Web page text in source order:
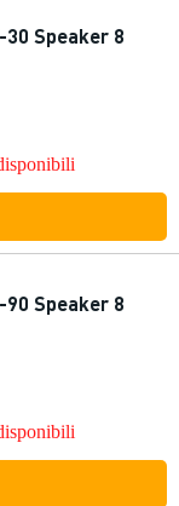
30 Speaker 8
90 Speaker 8